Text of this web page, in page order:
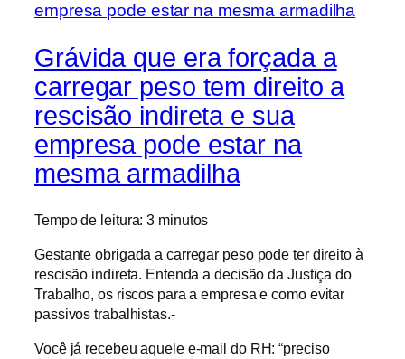
Grávida que era forçada a
carregar peso tem direito a
rescisão indireta e sua
empresa pode estar na
mesma armadilha
Tempo de leitura:3 minutos
Gestante obrigada a carregar peso pode ter direito à
rescisão indireta. Entenda a decisão da Justiça do
Trabalho, os riscos para a empresa e como evitar
passivos trabalhistas.-
Você já recebeu aquele e-mail do RH: “preciso